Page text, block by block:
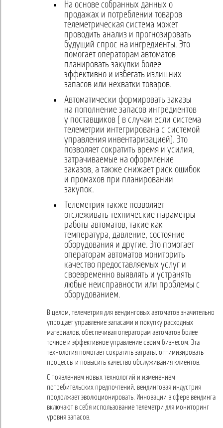
На основе собранных данных о
продажах и потреблении товаров
телеметрическая система может
проводить анализ и прогнозировать
будущий спрос на ингредиенты. Это
помогает операторам автоматов
планировать закупки более
эффективно и избегать излишних
запасов или нехватки товаров.
Автоматически формировать заказы
на пополнение запасов ингредиентов
у поставщиков ( в случаи если система
телеметрии интегрирована с системой
управления инвентаризацией). Это
позволяет сократить время и усилия,
затрачиваемые на оформление
заказов, а также снижает риск ошибок
и промахов при планировании
закупок.
Телеметрия также позволяет
отслеживать технические параметры
работы автоматов, такие как
температура, давление, состояние
оборудования и другие. Это помогает
операторам автоматов мониторить
качество предоставляемых услуг и
своевременно выявлять и устранять
любые неисправности или проблемы с
оборудованием.
В целом, телеметрия для вендинговых автоматов значительно
упрощает управление запасами и покупку расходных
материалов, обеспечивая операторам автоматов более
точное и эффективное управление своим бизнесом. Эта
технология помогает сократить затраты, оптимизировать
процессы и повысить качество обслуживания клиентов.
С появлением новых технологий и изменением
потребительских предпочтений, вендинговая индустрия
продолжает эволюционировать. Инновации в сфере вендинга
включают в себя использование телеметри для мониторинг
уровня запасов.